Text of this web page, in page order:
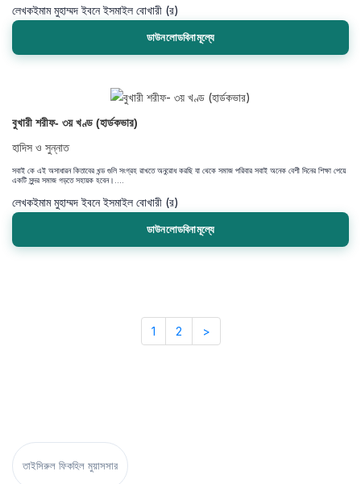
তাইসিরুল ফিকহিল মুয়াসসার
লেখকইমাম মুহাম্মদ ইবনে ইসমাইল বোখারী (র)
ডাউনলোডবিনামূল্যে
বুখারী শরীফ- ৩য় খণ্ড (হার্ডকভার)
হাদিস ও সুন্নাত
সবাই কে এই অসাধারন কিতাবের খন্ড গুলি সংগ্রহ রাখতে অনুরোধ করছি যা থেকে সমাজ পরিবার সবাই অনেক বেশী দিনের শিক্ষা পেয়ে
একটি সুন্দর সমাজ গড়তে সহায়ক হবেন।....
লেখকইমাম মুহাম্মদ ইবনে ইসমাইল বোখারী (র)
ডাউনলোডবিনামূল্যে
1 2 >